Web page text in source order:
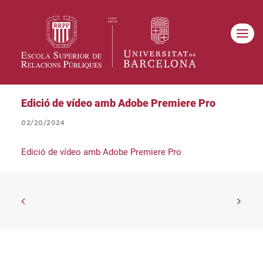
Edició de vídeo amb Adobe Premiere Pro
02/20/2024
Edició de vídeo amb Adobe Premiere Pro